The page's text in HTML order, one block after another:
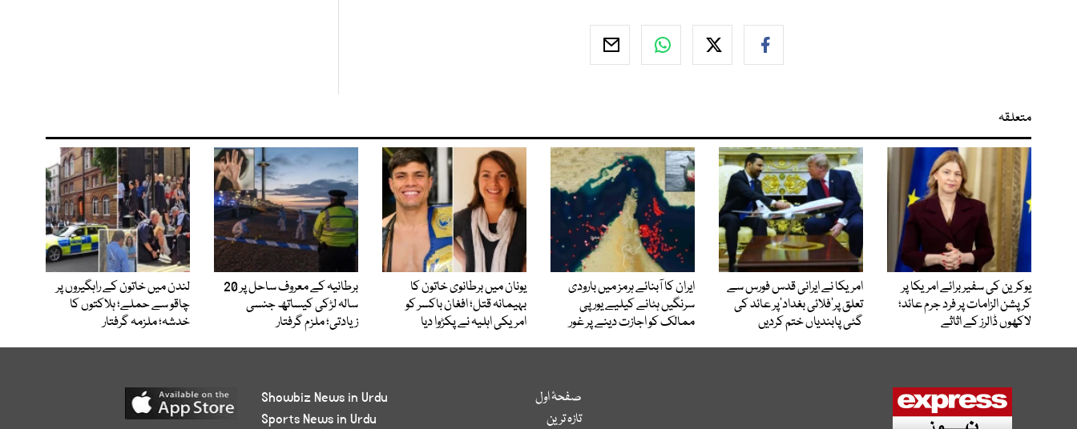
متعلقہ
یوکرین کی سفیر برائے امریکا پر
کرپشن الزامات پر فرد جرم عائد؛
لاکھوں ڈالرز کے اثاثے
امریکا نے ایرانی قدس فورس سے
تعلق پر’فلائی بغداد‘پر عائد کی
گئی پابندیاں ختم کردیں
ایران کا آبنائے ہرمز میں بارودی
سرنگیں ہٹانے کیلیے یورپی
ممالک کو اجازت دینے پر غور
یونان میں برطانوی خاتون کا
بہیمانہ قتل؛ افغان باکسر کو
امریکی اہلیہ نے پکڑوا دیا
برطانیہ کے معروف ساحل پر 20
سالہ لڑکی کیساتھ جنسی
زیادتی؛ ملزم گرفتار
لندن میں خاتون کے راہگیروں پر
چاقو سے حملے؛ ہلاکتوں کا
خدشہ؛ ملزمہ گرفتار
صفحۂ اول
تازہ ترین
Showbiz News in Urdu
Sports News in Urdu